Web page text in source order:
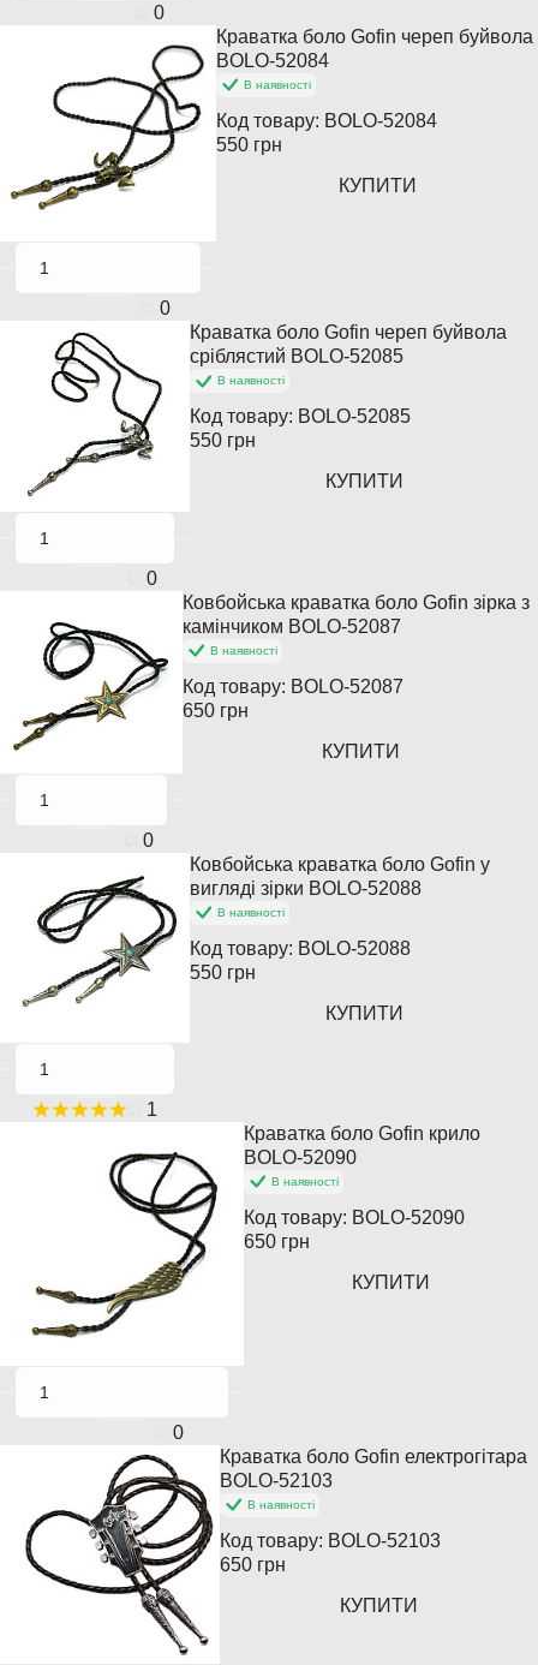
0
0
Краватка боло Gofin череп буйвола
BOLO-52084
В наявності
Код товару: BOLO-52084
550 грн
КУПИТИ
0
Краватка боло Gofin череп буйвола
сріблястий BOLO-52085
В наявності
Код товару: BOLO-52085
550 грн
КУПИТИ
0
Ковбойська краватка боло Gofin зірка з
камінчиком BOLO-52087
В наявності
Код товару: BOLO-52087
650 грн
КУПИТИ
1
Ковбойська краватка боло Gofin у
вигляді зірки BOLO-52088
В наявності
Код товару: BOLO-52088
550 грн
КУПИТИ
0
Краватка боло Gofin крило
BOLO-52090
В наявності
Код товару: BOLO-52090
650 грн
КУПИТИ
Краватка боло Gofin електрогітара
BOLO-52103
В наявності
Код товару: BOLO-52103
650 грн
КУПИТИ